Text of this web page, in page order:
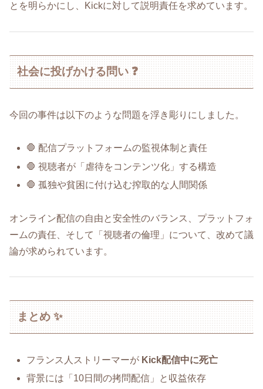
とを明らかにし、Kickに対して説明責任を求めています。
社会に投げかける問い ❓
今回の事件は以下のような問題を浮き彫りにしました。
🛑 配信プラットフォームの監視体制と責任
🛑 視聴者が「虐待をコンテンツ化」する構造
🛑 孤独や貧困に付け込む搾取的な人間関係
オンライン配信の自由と安全性のバランス、プラットフォ
ームの責任、そして「視聴者の倫理」について、改めて議
論が求められています。
まとめ ✨
フランス人ストリーマーが Kick配信中に死亡
背景には「10日間の拷問配信」と収益依存